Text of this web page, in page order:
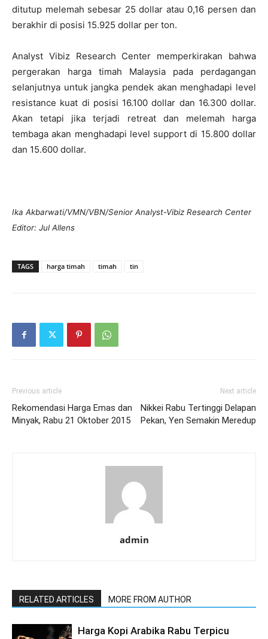
ditutup melemah sebesar 25 dollar atau 0,16 persen dan
berakhir di posisi 15.925 dollar per ton.
Analyst Vibiz Research Center memperkirakan bahwa
pergerakan harga timah Malaysia pada perdagangan
selanjutnya untuk jangka pendek akan menghadapi level
resistance kuat di posisi 16.100 dollar dan 16.300 dollar.
Akan tetapi jika terjadi retreat dan melemah harga
tembaga akan menghadapi level support di 15.800 dollar
dan 15.600 dollar.
Ika Akbarwati/VMN/VBN/Senior Analyst-Vibiz Research Center
Editor: Jul Allens
TAGS harga timah timah tin
Previous article
Rekomendasi Harga Emas dan
Minyak, Rabu 21 Oktober 2015
Next article
Nikkei Rabu Tertinggi Delapan
Pekan, Yen Semakin Meredup
admin
RELATED ARTICLES MORE FROM AUTHOR
Harga Kopi Arabika Rabu Terpicu